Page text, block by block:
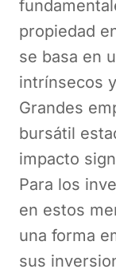
propiedad
se basa en
intrínsecos
Grandes
bursátil
impacto
Para los
en estos
una forma
sus